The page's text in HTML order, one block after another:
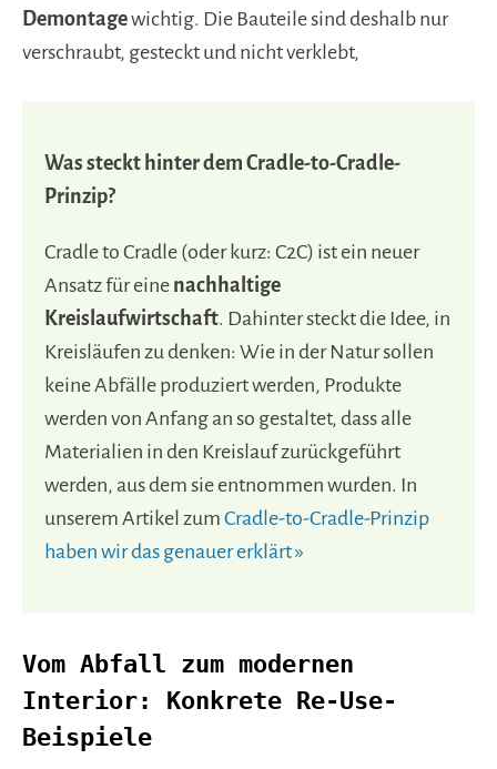
Demontagewichtig. Die Bauteile sind deshalb nur
verschraubt, gesteckt und nicht verklebt,
Was steckt hinter dem Cradle-to-Cradle-
Prinzip?
Cradle to Cradle (oder kurz: C2C) ist ein neuer
Ansatz für eine nachhaltige
Kreislaufwirtschaft. Dahinter steckt die Idee, in
Kreisläufen zu denken: Wie in der Natur sollen
keine Abfälle produziert werden, Produkte
werden von Anfang an so gestaltet, dass alle
Materialien in den Kreislauf zurückgeführt
werden, aus dem sie entnommen wurden. In
unserem Artikel zum Cradle-to-Cradle-Prinzip
haben wir das genauer erklärt »
Vom Abfall zum modernen
Interior: Konkrete Re-Use-
Beispiele